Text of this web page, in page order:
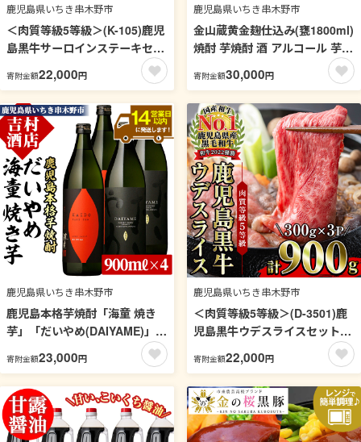
鹿児島県いちき串木野市
＜肉質等級5等級＞(K-105)鹿児
島黒牛サーロインステーキセッ
ト(200g×2P・計400g)日本一に
輝いた牛肉をご家庭で！【JA
さつま日置農業協同組合】
【00-058-01】
寄附金額22,000円
鹿児島県いちき串木野市
金山蔵黄金麹仕込み(甕1800ml)
焼酎 芋焼酎 酒 アルコール 芋
家飲み 宅飲み ロック 水割り お
湯割り 常温 常温保存 贈り物 贈
答用 ギフト プレゼント【薩摩
金山蔵】【00-027-05】
寄附金額30,000円
鹿児島県いちき串木野市
鹿児島本格芋焼酎「海童 焼き
芋」「だいやめ(DAIYAME)」
(合計4本・900ml×各2本) 飲み
比べセット！国産 九州産 鹿児
島 酒 焼酎 芋焼酎 ライチ お湯
割り 人気 飲み比べ セット【吉
村酒店】【99-003-16】
寄附金額23,000円
鹿児島県いちき串木野市
＜肉質等級5等級＞(D-3501)鹿
児島黒牛ウデスライスセット
(300g×3P・計900g)日本一に輝
いた牛肉をご家庭で！【JAさ
つま日置農業協同組合】【00-
058-07】
寄附金額22,000円